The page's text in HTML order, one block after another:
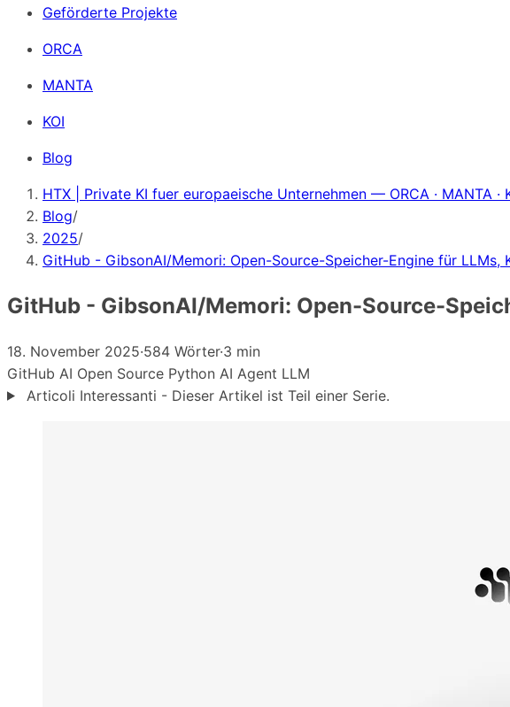
Geförderte Projekte
ORCA
MANTA
KOI
Blog
HTX | Private KI fuer europaeische Unternehmen — ORCA · MANTA ·
Blog/
2025/
GitHub - GibsonAI/Memori: Open-Source-Speicher-Engine für LLMs,
GitHub - GibsonAI/Memori: Open-Source-
18. November 2025·584 Wörter·3 min
GitHub AI Open Source Python AI Agent LLM
Articoli Interessanti - Dieser Artikel ist Teil einer Serie.